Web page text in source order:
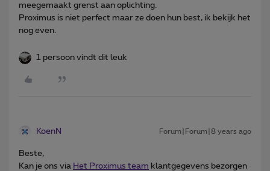
meegemaakt grenst aan oplichting.
Proximus is niet perfect maar ze doen hun best, ik bekijk het
nog even.
1 persoon vindt dit leuk
KoenN Forum|Forum|8 years ago
Beste,
Kan je ons via Het Proximus team klantgegevens bezorgen